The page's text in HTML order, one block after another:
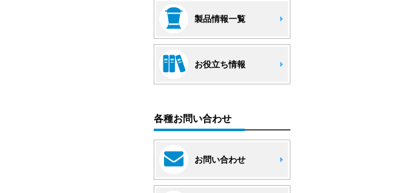
製品情報一覧
お役立ち情報
各種お問い合わせ
お問い合わせ